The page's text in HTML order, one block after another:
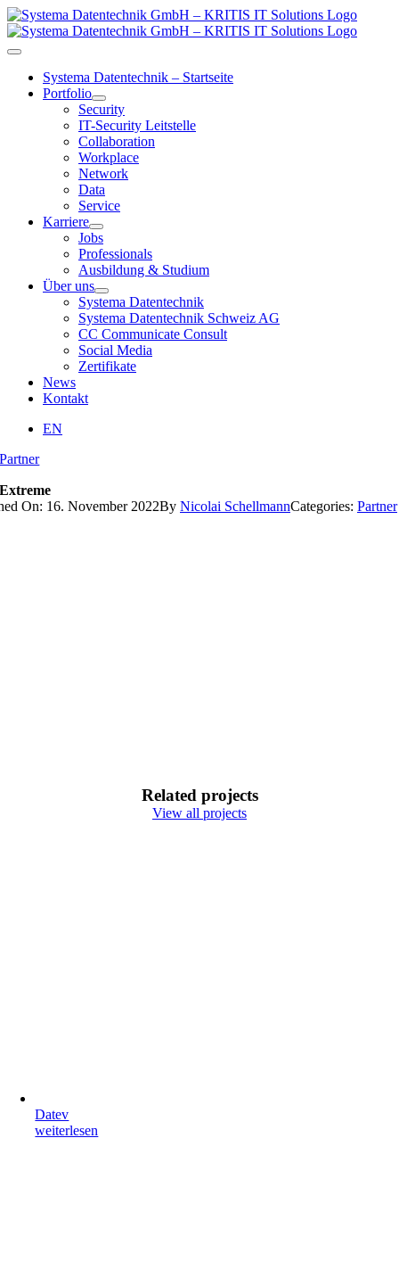
Zum
Inhalt
springen
Toggle
NavigationSystema Datentechnik – Startseite
Portfolio
Security
IT-Security Leitstelle
Collaboration
Workplace
Network
Data
Service
Karriere
Jobs
Professionals
Ausbildung & Studium
Über uns
Systema Datentechnik
Systema Datentechnik Schweiz AG
CC Communicate Consult
Social Media
Zertifikate
News
Kontakt
EN
Partner
Extreme
On: 16. November 2022By Nicolai SchellmannCategories: Partner
Related projects
View all projects
Datev
weiterlesen